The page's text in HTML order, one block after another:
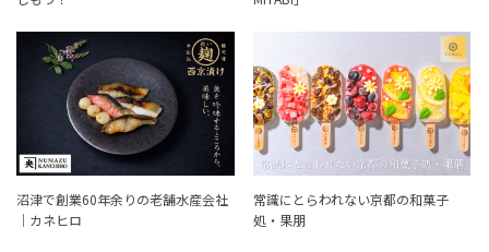
沼津で創業60年余りの老舗水産会社
｜カネヒロ
常識にとらわれない京都の和菓子
処・果朋